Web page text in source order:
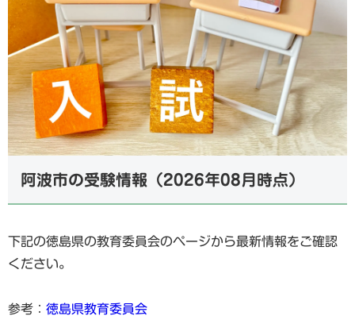
阿波市の受験情報（2026年08月時点）
下記の徳島県の教育委員会のページから最新情報をご確認
ください。
参考： 徳島県教育委員会